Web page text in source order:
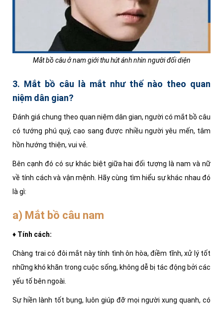
Mắt bồ câu ở nam giới thu hút ánh nhìn người đối diện
3. Mắt bồ câu là mắt như thế nào theo quan
niệm dân gian?
Đánh giá chung theo quan niệm dân gian, người có mắt bồ câu
có tướng phú quý, cao sang được nhiều người yêu mến, tâm
hồn hướng thiện, vui vẻ.
Bên cạnh đó có sự khác biệt giữa hai đối tượng là nam và nữ
về tính cách và vận mệnh. Hãy cùng tìm hiểu sự khác nhau đó
là gì:
a) Mắt bồ câu nam
♦ Tính cách:
Chàng trai có đôi mắt này tính tình ôn hòa, điềm tĩnh, xử lý tốt
những khó khăn trong cuộc sống, không dễ bị tác động bởi các
yếu tố bên ngoài.
Sự hiền lành tốt bụng, luôn giúp đỡ mọi người xung quanh, có